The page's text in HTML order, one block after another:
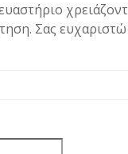
Σας